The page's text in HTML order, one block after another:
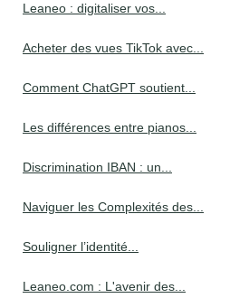
Leaneo : digitaliser vos...
Acheter des vues TikTok avec...
Comment ChatGPT soutient...
Les différences entre pianos...
Discrimination IBAN : un...
Naviguer les Complexités des...
Souligner l’identité...
Leaneo.com : L'avenir des...